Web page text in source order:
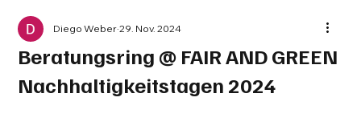
Beratungsring @ FAIR AND GREEN
Nachhaltigkeitstagen 2024
Diego Weber 29. Nov. 2024